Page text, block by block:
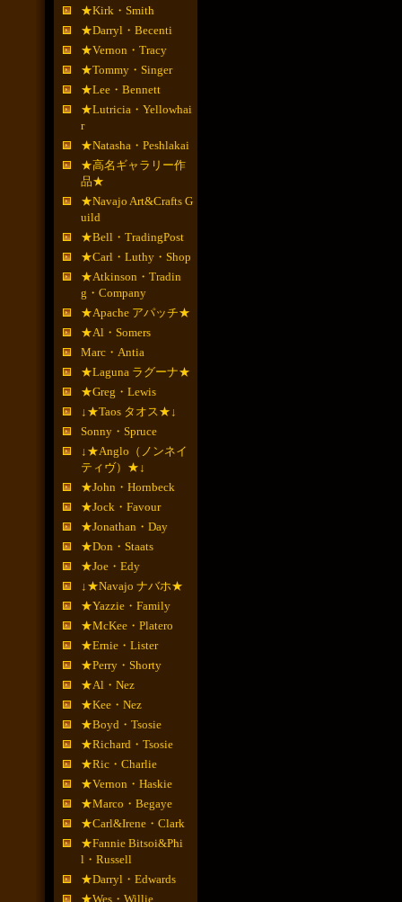
★Kirk・Smith
★Darryl・Becenti
★Vernon・Tracy
★Tommy・Singer
★Lee・Bennett
★Lutricia・Yellowhai
r
★Natasha・Peshlakai
★高名ギャラリー作
品★
★Navajo Art&Crafts G
uild
★Bell・TradingPost
★Carl・Luthy・Shop
★Atkinson・Tradin
g・Company
★Apache アパッチ★
★Al・Somers
Marc・Antia
★Laguna ラグーナ★
★Greg・Lewis
↓★Taos タオス★↓
Sonny・Spruce
↓★Anglo（ノンネイ
ティヴ）★↓
★John・Hornbeck
★Jock・Favour
★Jonathan・Day
★Don・Staats
★Joe・Edy
↓★Navajo ナバホ★
★Yazzie・Family
★McKee・Platero
★Ernie・Lister
★Perry・Shorty
★Al・Nez
★Kee・Nez
★Boyd・Tsosie
★Richard・Tsosie
★Ric・Charlie
★Vernon・Haskie
★Marco・Begaye
★Carl&Irene・Clark
★Fannie Bitsoi&Phi
l・Russell
★Darryl・Edwards
★Wes・Willie